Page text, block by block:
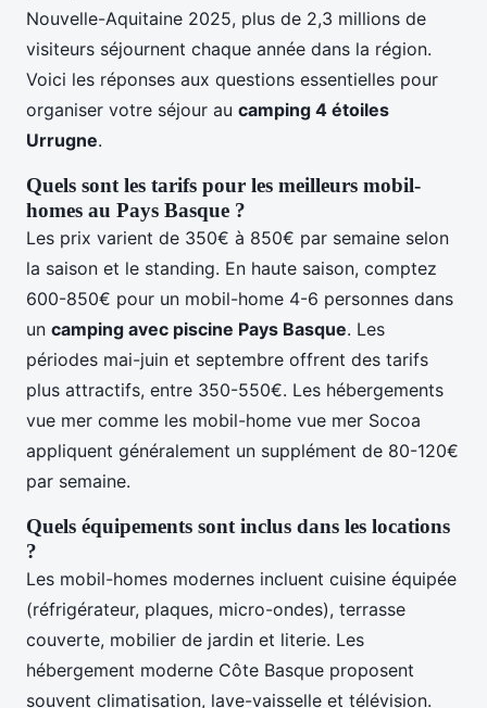
Nouvelle-Aquitaine 2025, plus de 2,3 millions de
visiteurs séjournent chaque année dans la région.
Voici les réponses aux questions essentielles pour
organiser votre séjour au camping 4 étoiles
Urrugne.
Quels sont les tarifs pour les meilleurs mobil-
homes au Pays Basque ?
Les prix varient de 350€ à 850€ par semaine selon
la saison et le standing. En haute saison, comptez
600-850€ pour un mobil-home 4-6 personnes dans
un camping avec piscine Pays Basque. Les
périodes mai-juin et septembre offrent des tarifs
plus attractifs, entre 350-550€. Les hébergements
vue mer comme les mobil-home vue mer Socoa
appliquent généralement un supplément de 80-120€
par semaine.
Quels équipements sont inclus dans les locations
?
Les mobil-homes modernes incluent cuisine équipée
(réfrigérateur, plaques, micro-ondes), terrasse
couverte, mobilier de jardin et literie. Les
hébergement moderne Côte Basque proposent
souvent climatisation, lave-vaisselle et télévision.